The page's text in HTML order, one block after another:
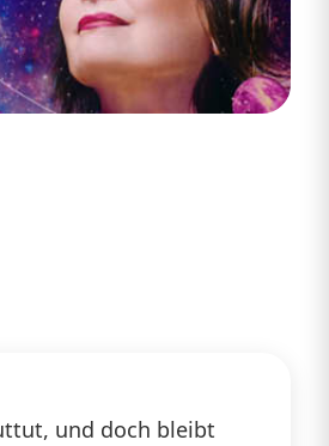
und doch bleibt